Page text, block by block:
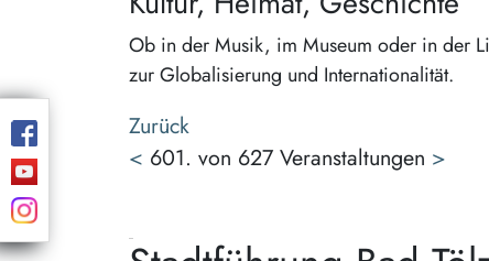
Ob in der Musik, im Museum oder in der
zur Globalisierung und Internationalität.
Zurück
< 601. von 627 Veranstaltungen >